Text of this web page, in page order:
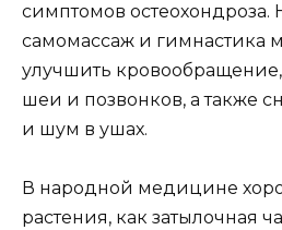
симптомов остеохондроза.
самомассаж и гимнастика
улучшить
шеи и позвонков, а также
и шум в ушах.
В народной медицине
растения, как затылочная